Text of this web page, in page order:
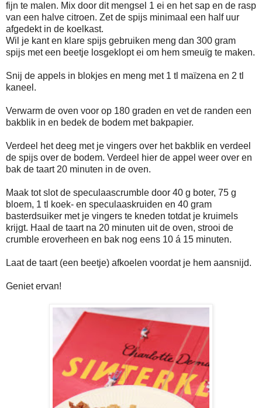
fijn te malen. Mix door dit mengsel 1 ei en het sap en de rasp
van een halve citroen. Zet de spijs minimaal een half uur
afgedekt in de koelkast.
Wil je kant en klare spijs gebruiken meng dan 300 gram
spijs met een beetje losgeklopt ei om hem smeuïg te maken.
Snij de appels in blokjes en meng met 1 tl maïzena en 2 tl
kaneel.
Verwarm de oven voor op 180 graden en vet de randen een
bakblik in en bedek de bodem met bakpapier.
Verdeel het deeg met je vingers over het bakblik en verdeel
de spijs over de bodem. Verdeel hier de appel weer over en
bak de taart 20 minuten in de oven.
Maak tot slot de speculaascrumble door 40 g boter, 75 g
bloem, 1 tl koek- en speculaaskruiden en 40 gram
basterdsuiker met je vingers te kneden totdat je kruimels
krijgt. Haal de taart na 20 minuten uit de oven, strooi de
crumble eroverheen en bak nog eens 10 á 15 minuten.
Laat de taart (een beetje) afkoelen voordat je hem aansnijd.
Geniet ervan!